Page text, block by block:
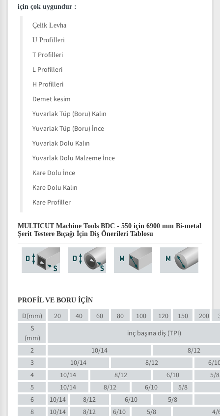
için çok uygundur :
Çelik Levha
U Profilleri
T Profilleri
L Profilleri
H Profilleri
Demet kesim
Yuvarlak Tüp (Boru) Kalın
Yuvarlak Tüp (Boru) İnce
Yuvarlak Dolu Kalın
Yuvarlak Dolu Malzeme İnce
Kare Dolu İnce
Kare Dolu Kalın
Kare Profiller
MULTICUT Machine Tools BDC - 550 için 6900 mm Bi-metal
Şerit Testere Bıçağı İçin Diş Önerileri Tablosu
PROFİL VE BORU İÇİN
D(mm) 20 40 60 80 100 120 150 200
S
(mm)
inç başına diş (TPI)
2
10/14
8/12
3
10/14 8/12
6/
4
10/14 8/12 6/10
5/8
5
10/14 8/12 6/10
5/8
6
10/14 8/12 6/10
5/8
8
10/14 8/12 6/10 5/8
4/